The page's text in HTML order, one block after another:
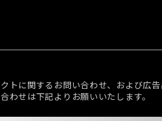
トに関するお問い合わせ、および広告
わせは下記よりお願いいたします。